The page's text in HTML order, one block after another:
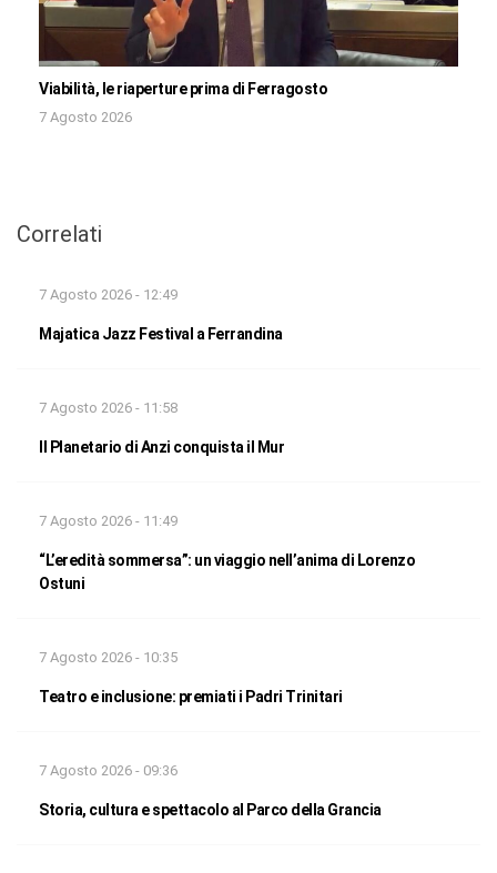
Viabilità, le riaperture prima di Ferragosto
7 Agosto 2026
Correlati
7 Agosto 2026 - 12:49
Majatica Jazz Festival a Ferrandina
7 Agosto 2026 - 11:58
Il Planetario di Anzi conquista il Mur
7 Agosto 2026 - 11:49
“L’eredità sommersa”: un viaggio nell’anima di Lorenzo
Ostuni
7 Agosto 2026 - 10:35
Teatro e inclusione: premiati i Padri Trinitari
7 Agosto 2026 - 09:36
Storia, cultura e spettacolo al Parco della Grancia